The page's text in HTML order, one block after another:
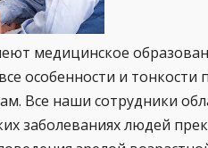
медицинское
особенности и
Все наши сотрудники
заболеваниях людей